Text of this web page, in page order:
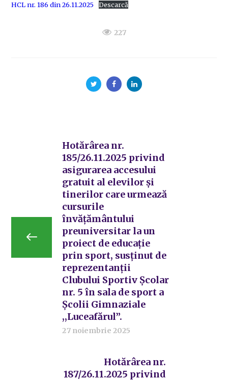
HCL nr. 186 din 26.11.2025 Descarcă
227
Hotărârea nr.
185/26.11.2025 privind
asigurarea accesului
gratuit al elevilor şi
tinerilor care urmează
cursurile
învăţământului
preuniversitar la un
proiect de educație
prin sport, susținut de
reprezentanții
Clubului Sportiv Școlar
nr. 5 în sala de sport a
Școlii Gimnaziale
,,Luceafărul”.
27 noiembrie 2025
Hotărârea nr.
187/26.11.2025 privind